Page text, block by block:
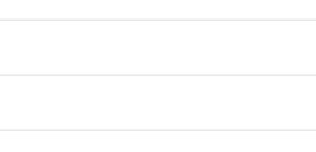
przestrzeni.
- popularne słupki ogrodowe
zależności od potrzeb możesz
sprawdzą się jako